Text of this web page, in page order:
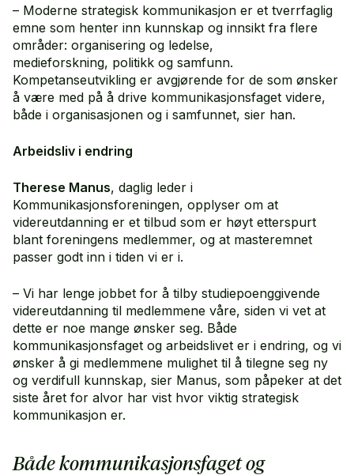
– Moderne strategisk kommunikasjon er et tverrfaglig
emne som henter inn kunnskap og innsikt fra flere
områder: organisering og ledelse,
medieforskning, politikk og samfunn.
Kompetanseutvikling er avgjørende for de som ønsker
å være med på å drive kommunikasjonsfaget videre,
både i organisasjonen og i samfunnet, sier han.
Arbeidsliv i endring
Therese Manus, daglig leder i
Kommunikasjonsforeningen, opplyser om at
videreutdanning er et tilbud som er høyt etterspurt
blant foreningens medlemmer, og at masteremnet
passer godt inn i tiden vi er i.
– Vi har lenge jobbet for å tilby studiepoenggivende
videreutdanning til medlemmene våre, siden vi vet at
dette er noe mange ønsker seg. Både
kommunikasjonsfaget og arbeidslivet er i endring, og vi
ønsker å gi medlemmene mulighet til å tilegne seg ny
og verdifull kunnskap, sier Manus, som påpeker at det
siste året for alvor har vist hvor viktig strategisk
kommunikasjon er.
Både kommunikasjonsfaget og